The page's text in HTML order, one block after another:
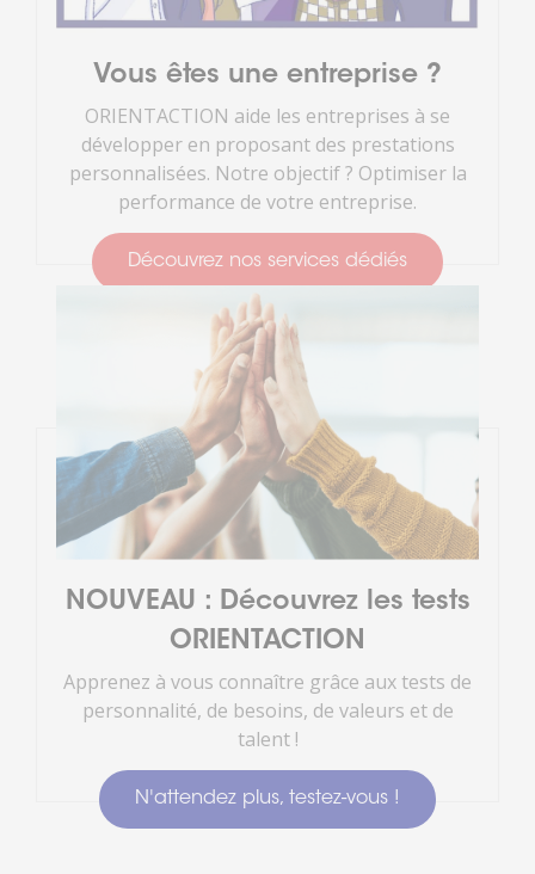
Vous êtes une entreprise ?
ORIENTACTION aide les entreprises à se
développer en proposant des prestations
personnalisées. Notre objectif ? Optimiser la
performance de votre entreprise.
Découvrez nos services dédiés
NOUVEAU : Découvrez les tests
ORIENTACTION
Apprenez à vous connaître grâce aux tests de
personnalité, de besoins, de valeurs et de
talent !
N'attendez plus, testez-vous !